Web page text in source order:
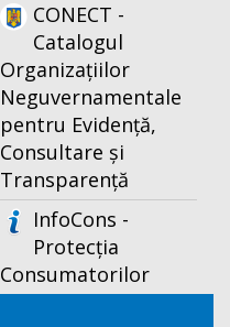
CONECT -
Catalogul
Organizațiilor
Neguvernamentale
pentru Evidență,
Consultare și
Transparență
InfoCons -
Protecția
Consumatorilor